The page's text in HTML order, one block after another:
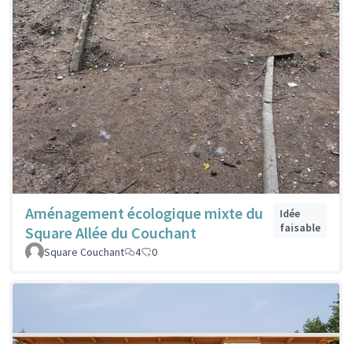
Aménagement écologique mixte du
Square Allée du Couchant
Idée
faisable
Square Couchant
4 0